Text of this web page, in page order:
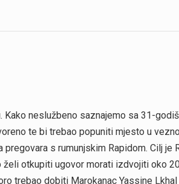
neslužbeno saznajemo sa 31-
te bi trebao popuniti mjesto u
s rumunjskim Rapidom. Cilj je
otkupiti ugovor morati izdvojiti oko
trebao dobiti Marokanac Yassine